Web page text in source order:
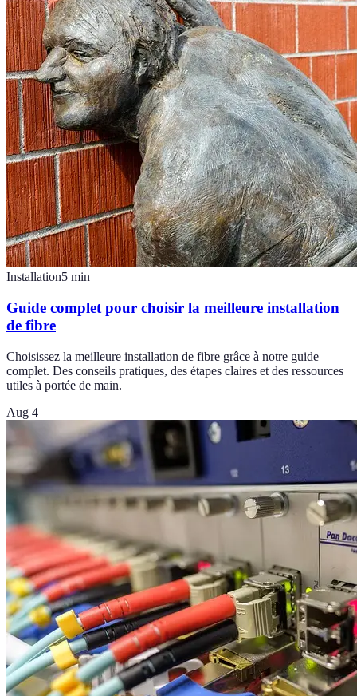
Installation5 min
Guide complet pour choisir la meilleure installation
de fibre
Choisissez la meilleure installation de fibre grâce à notre guide
complet. Des conseils pratiques, des étapes claires et des ressources
utiles à portée de main.
Aug 4